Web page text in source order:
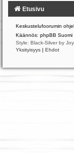
Etusivu
Keskustelufoorumin
Käännös: phpBB Suomi
Style: Black-Silver by
Yksityisyys | Ehdot